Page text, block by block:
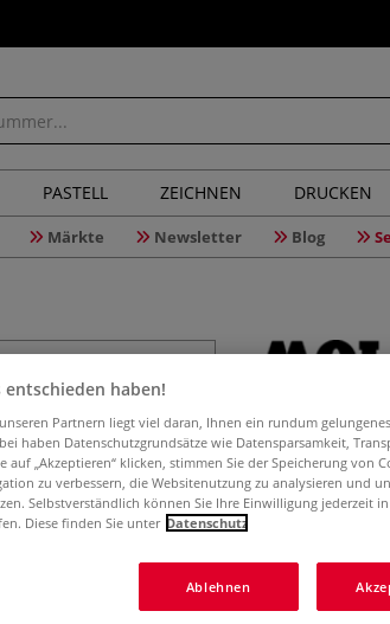
PASTELL ZEICHNEN DRUCKEN
Märkte Newsletter Blog
Acrylic
Die
ACRYLIC TWIN
Strichbreite 1,5
entschieden haben!
Partnern liegt viel daran, Ihnen ein rundum gelungenes
haben Datenschutzgrundsätze wie Datensparsamkeit,
auf „Akzeptieren“ klicken, stimmen Sie der Speicherung von
zu verbessern, die Websitenutzung zu analysieren und
Selbstverständlich können Sie Ihre Einwilligung jederzeit
Diese finden Sie unter Datenschutz
Ablehnen